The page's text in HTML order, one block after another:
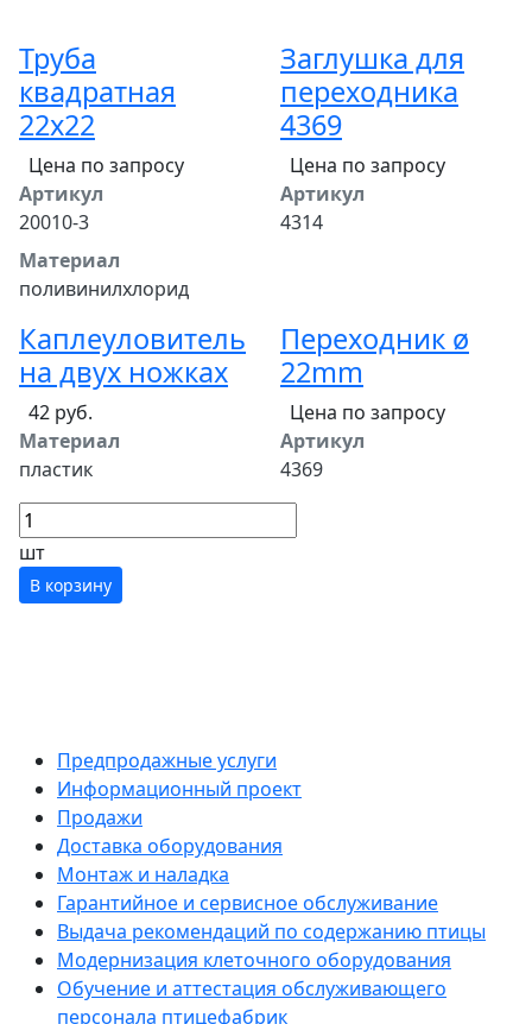
Труба
квадратная
22х22
Цена по запросу
Артикул
20010-3
Материал
поливинилхлорид
Заглушка для
переходника
4369
Цена по запросу
Артикул
4314
Каплеуловитель
на двух ножках
42 руб.
Материал
пластик
шт
В корзину
Переходник ø
22mm
Цена по запросу
Артикул
4369
Предпродажные услуги
Информационный проект
Продажи
Доставка оборудования
Монтаж и наладка
Гарантийное и сервисное обслуживание
Выдача рекомендаций по содержанию птицы
Модернизация клеточного оборудования
Обучение и аттестация обслуживающего
персонала птицефабрик